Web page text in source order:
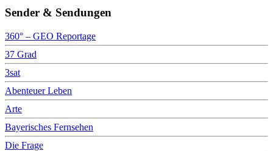
Sender & Sendungen
360° – GEO Reportage
37 Grad
3sat
Abenteuer Leben
Arte
Bayerisches Fernsehen
Die Frage